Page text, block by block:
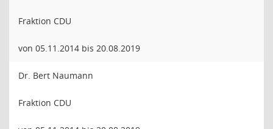
Fraktion CDU
von 05.11.2014 bis 20.08.2019
Dr. Bert Naumann
Fraktion CDU